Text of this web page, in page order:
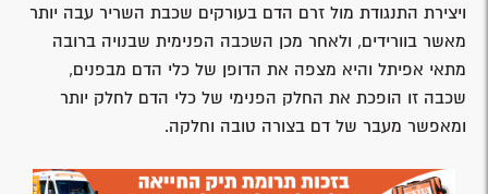
ויצירת התנגודת מול זרם הדם בעורקים שכבת השריר עבה יותר
מאשר בוורידים, ולאחר מכן השכבה הפנימית שבנויה ברובה
מתאי אפיתל והיא מצפה את הדופן של כלי הדם מבפנים,
שכבה זו הופכת את החלק הפנימי של כלי הדם לחלק יותר
ומאפשר מעבר של דם בצורה טובה וחלקה.